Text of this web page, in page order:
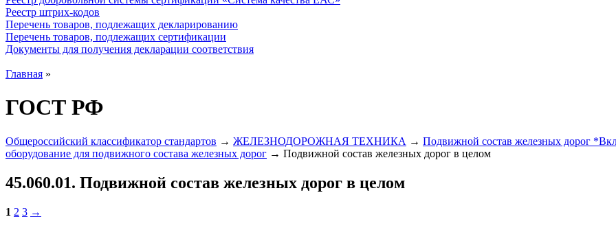
Реестр штрих-кодов
Перечень товаров, подлежащих декларированию
Перечень товаров, подлежащих сертификации
Документы для получения декларации соответствия
Главная »
ГОСТ РФ
Общероссийский классификатор стандартов → ЖЕЛЕЗНОДОРОЖНАЯ ТЕХНИКА → Подвижной состав железных дорог
оборудование для подвижного состава железных дорог → Подвижной состав железных дорог в целом
45.060.01. Подвижной состав железных дорог в целом
1 2 3 →